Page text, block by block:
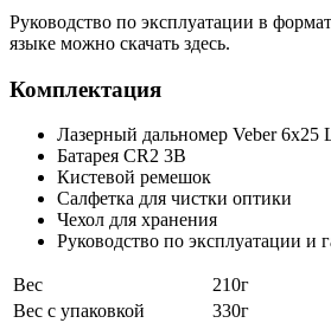
Руководство по эксплуатации в
языке можно скачать здесь.
Комплектация
Лазерный дальномер Veber 6x25
Батарея CR2 3В
Кистевой ремешок
Салфетка для чистки оптики
Чехол для хранения
Руководство по эксплуатации и
Вес
210г
Вес с упаковкой
330г